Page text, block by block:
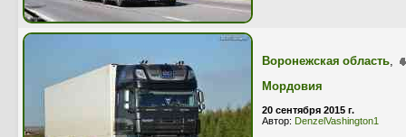
Воронежская область,
Мордовия
20 сентября 2015 г.
Автор: DenzelVashington1